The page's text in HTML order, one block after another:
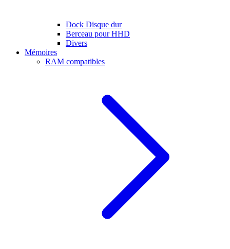
Dock Disque dur
Berceau pour HHD
Divers
Mémoires
RAM compatibles